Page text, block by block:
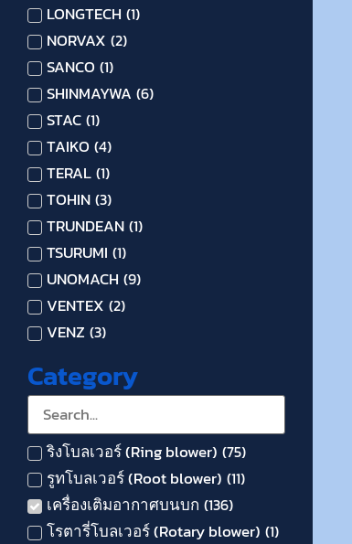
LONGTECH (1)
NORVAX (2)
SANCO (1)
SHINMAYWA (6)
STAC (1)
TAIKO (4)
TERAL (1)
TOHIN (3)
TRUNDEAN (1)
TSURUMI (1)
UNOMACH (9)
VENTEX (2)
VENZ (3)
Category
ริงโบลเวอร์ (Ring blower) (75)
รูทโบลเวอร์ (Root blower) (11)
เครื่องเติมอากาศบนบก (136)
โรตารี่โบลเวอร์ (Rotary blower) (1)